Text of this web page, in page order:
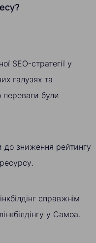
SEO-стратегії у
галузях та
були
до зниження рейтингу
справжнім
у Самоа.